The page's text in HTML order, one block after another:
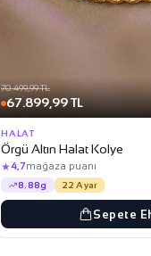
70.499,99 TL
67.899,99 TL
HALAT
Örgü Altın Halat Kolye
★4,7mağaza puanı
8.88g 22 Ayar
Sepete